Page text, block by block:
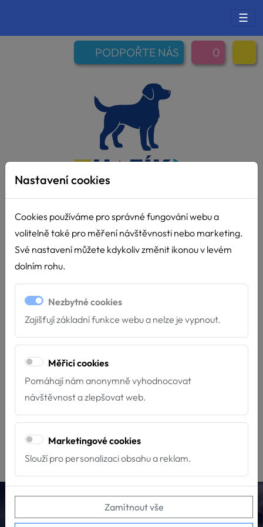
☰
PODPOŘTE NÁS 0
Litujeme, ale požadovaná stránka nebyla nalezena. Stránka
buď neexistuje, změnila se její adresa nebo již byly smazána.
na úvodní stranu , nebo zkusit některý z následujících odkazů:
O Hafíkovi Kontakty Psí škola Chci podpořit
Jak se stát dobrovolníkem
Hafík Třeboň, z.s.
info@canisterapie.org
Nastavení cookies
Cookies používáme pro správné fungování webu a
volitelně také pro měření návštěvnosti nebo marketing.
Své nastavení můžete kdykoliv změnit ikonou v levém
dolním rohu.
Nezbytné cookies
Zajišťují základní funkce webu a nelze je vypnout.
Měřicí cookies
Pomáhají nám anonymně vyhodnocovat
návštěvnost a zlepšovat web.
Marketingové cookies
Slouží pro personalizaci obsahu a reklam.
Zamítnout vše